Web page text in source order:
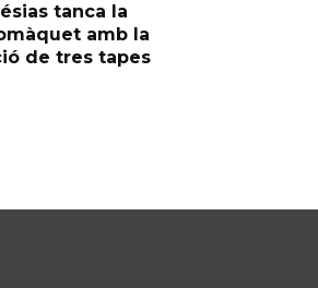
tanca la
amb la
de tres tapes